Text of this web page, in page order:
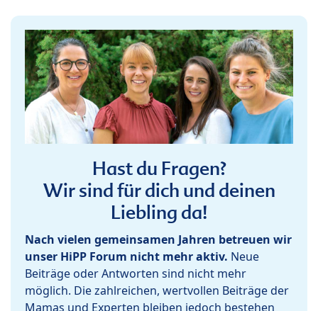
Hast du Fragen?
Wir sind für dich und deinen
Liebling da!
Nach vielen gemeinsamen Jahren betreuen wir
unser HiPP Forum nicht mehr aktiv. Neue
Beiträge oder Antworten sind nicht mehr
möglich. Die zahlreichen, wertvollen Beiträge der
Mamas und Experten bleiben jedoch bestehen